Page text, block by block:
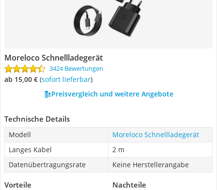
Moreloco Schnellladegerät
3424 Bewertungen
ab 15,00 € ( Sofort lieferbar)
Preisvergleich und weitere Angebote
Technische Details
Modell
Moreloco Schnellladegerät
Langes Kabel
2 m
Datenübertragungsrate
Keine Herstellerangabe
Vorteile Nachteile